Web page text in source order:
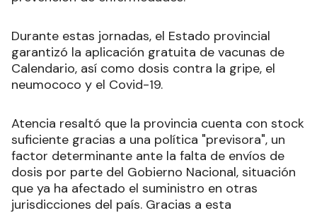
Durante estas jornadas, el Estado provincial
garantizó la aplicación gratuita de vacunas de
Calendario, así como dosis contra la gripe, el
neumococo y el Covid-19.
Atencia resaltó que la provincia cuenta con stock
suficiente gracias a una política "previsora", un
factor determinante ante la falta de envíos de
dosis por parte del Gobierno Nacional, situación
que ya ha afectado el suministro en otras
jurisdicciones del país. Gracias a esta